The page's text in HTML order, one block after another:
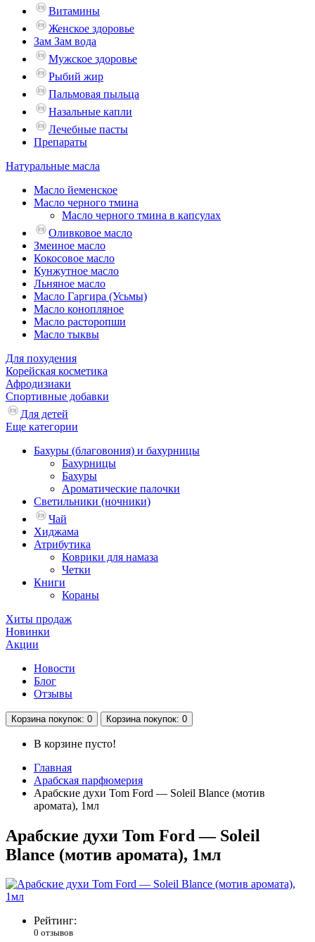
Витамины
Женское здоровье
Зам Зам вода
Мужское здоровье
Рыбий жир
Пальмовая пыльца
Назальные капли
Лечебные пасты
Препараты
Натуральные масла
Масло йеменское
Масло черного тмина
Масло черного тмина в капсулах
Оливковое масло
Змеиное масло
Кокосовое масло
Кунжутное масло
Льняное масло
Масло Гаргира (Усьмы)
Масло конопляное
Масло расторопши
Масло тыквы
Для похудения
Корейская косметика
Афродизиаки
Спортивные добавки
Для детей
Еще категории
Бахуры (благовония) и бахурницы
Бахурницы
Бахуры
Ароматические палочки
Светильники (ночники)
Чай
Хиджама
Атрибутика
Коврики для намаза
Четки
Книги
Кораны
Хиты продаж
Новинки
Акции
Новости
Блог
Отзывы
Корзина покупок: 0 Корзина покупок: 0
В корзине пусто!
Главная
Арабская парфюмерия
Арабские духи Tom Ford — Soleil Blance (мотив
аромата), 1мл
Арабские духи Tom Ford — Soleil
Blance (мотив аромата), 1мл
Рейтинг:
0 отзывов